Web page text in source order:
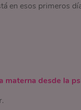
en esos primeros
materna desde la